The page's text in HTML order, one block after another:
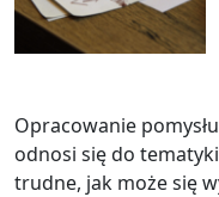
Opracowanie
odnosi się do
trudne, jak może się